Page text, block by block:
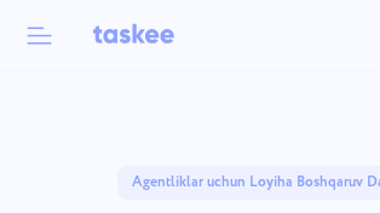
Azərbaycan
Agentliklar uchun Loyiha Boshqaruv
Taskee funksiyalari
Jamoalar uchun